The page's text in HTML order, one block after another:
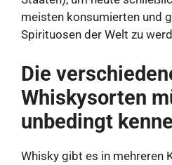
meisten konsumierten und
Spirituosen der Welt zu
Die
Whiskysorten
unbedingt
Whisky gibt es in mehreren